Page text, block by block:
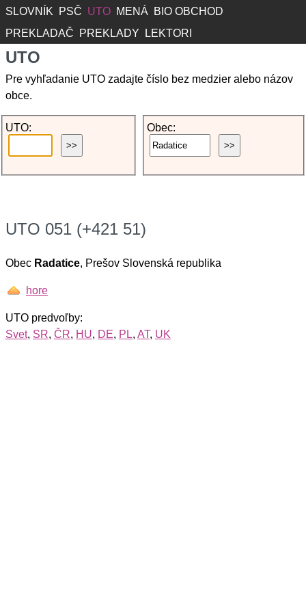
SLOVNÍK PSČ UTO MENÁ
BIO OBCHOD
PREKLADAČ
PREKLADY LEKTORI
UTO
Pre vyhľadanie UTO zadajte číslo bez medzier alebo názov
obce.
UTO: Obec:
UTO 051 (+421 51)
Obec Radatice, Prešov Slovenská republika
hore
UTO predvoľby:
Svet, SR, ČR, HU, DE, PL, AT, UK